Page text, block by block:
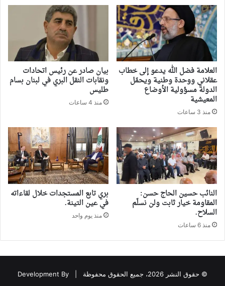
العلامة فضل الله يدعو إلى خطاب
عقلاني ووحدة وطنية ويحمّل
الدولة مسؤولية الأوضاع
المعيشية
منذ 3 ساعات
بيان صادر عن رئيس اتحادات
ونقابات النقل البري في لبنان بسام
طليس
منذ 4 ساعات
النائب حسين الحاج حسن:
المقاومة خيار ثابت ولن نسلّم
السلاح.
منذ 6 ساعات
بري تابع المستجدات خلال لقاءاته
في عين التينة.
منذ يوم واحد
© حقوق النشر 2026، جميع الحقوق محفوظة | Development By